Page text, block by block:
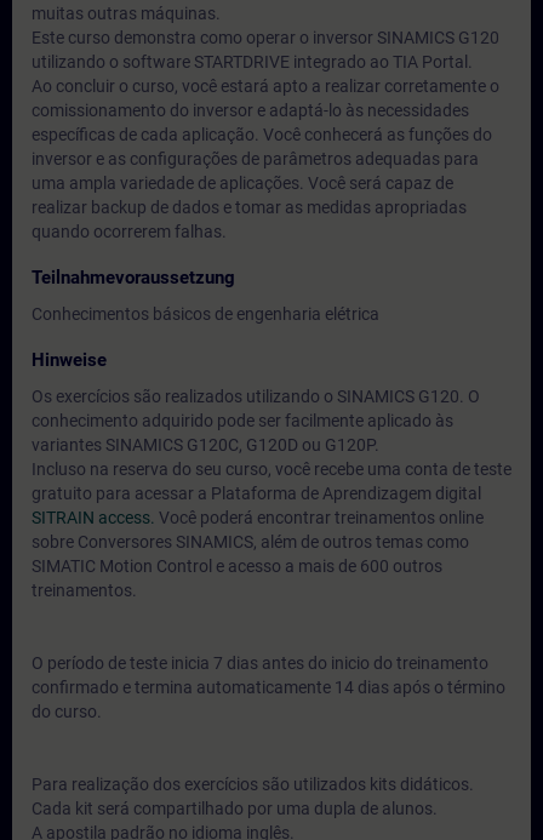
muitas outras máquinas.
Este curso demonstra como operar o inversor SINAMICS G120
utilizando o software STARTDRIVE integrado ao TIA Portal.
Ao concluir o curso, você estará apto a realizar corretamente o
comissionamento do inversor e adaptá-lo às necessidades
específicas de cada aplicação. Você conhecerá as funções do
inversor e as configurações de parâmetros adequadas para
uma ampla variedade de aplicações. Você será capaz de
realizar backup de dados e tomar as medidas apropriadas
quando ocorrerem falhas.
Teilnahmevoraussetzung
Conhecimentos básicos de engenharia elétrica
Hinweise
Os exercícios são realizados utilizando o SINAMICS G120. O
conhecimento adquirido pode ser facilmente aplicado às
variantes SINAMICS G120C, G120D ou G120P.
Incluso na reserva do seu curso, você recebe uma conta de teste
gratuito para acessar a Plataforma de Aprendizagem digital
SITRAIN access. Você poderá encontrar treinamentos online
sobre Conversores SINAMICS, além de outros temas como
SIMATIC Motion Control e acesso a mais de 600 outros
treinamentos.
O período de teste inicia 7 dias antes do inicio do treinamento
confirmado e termina automaticamente 14 dias após o término
do curso.
Para realização dos exercícios são utilizados kits didáticos.
Cada kit será compartilhado por uma dupla de alunos.
A apostila padrão no idioma inglês.